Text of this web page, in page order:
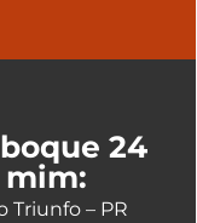
24
mim:
Triunfo – PR